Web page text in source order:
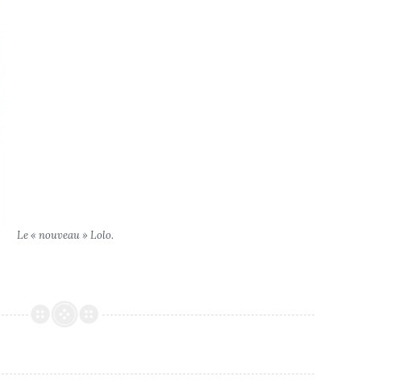
Le « nouveau » Lolo.